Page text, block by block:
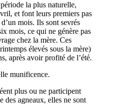
la plus naturelle,
et font leurs premiers pas
mois. Ils sont sevrés
mois, ce qui ne génère pas
chez la mère. Ces
élevés sous la mère)
après avoir profité de l’été.
munificence.
plus ou ne participent
des agneaux, elles ne sont